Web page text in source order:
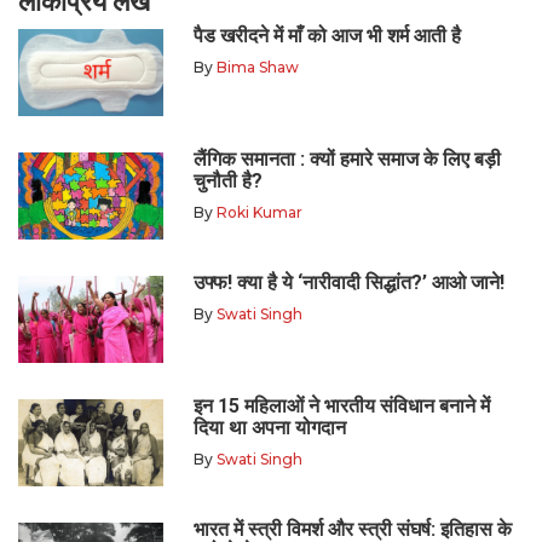
पैड खरीदने में माँ को आज भी शर्म आती है
By Bima Shaw
लैंगिक समानता : क्यों हमारे समाज के लिए बड़ी
चुनौती है?
By Roki Kumar
उफ्फ! क्या है ये ‘नारीवादी सिद्धांत?’ आओ जाने!
By Swati Singh
इन 15 महिलाओं ने भारतीय संविधान बनाने में
दिया था अपना योगदान
By Swati Singh
भारत में स्त्री विमर्श और स्त्री संघर्ष: इतिहास के